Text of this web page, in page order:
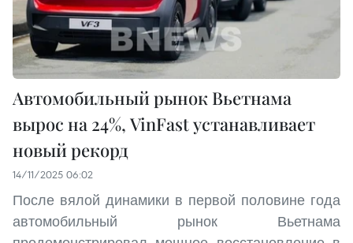
Автомобильный рынок Вьетнама
вырос на 24%, VinFast устанавливает
новый рекорд
14/11/2025 06:02
После вялой динамики в первой половине года
автомобильный рынок Вьетнама